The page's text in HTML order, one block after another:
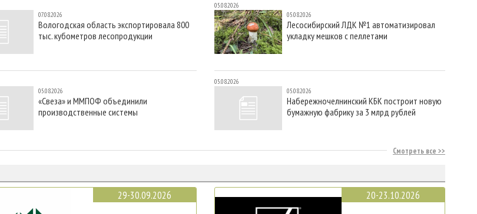
07.08.2026
Вологодская область экспортировала 800
тыс. кубометров лесопродукции
05.08.2026
«Свеза» и ММПОФ объединили
производственные системы
05.08.2026
05.08.2026
Лесосибирский ЛДК №1 автоматизировал
укладку мешков с пеллетами
05.08.2026
05.08.2026
Набережночелнинский КБК построит новую
бумажную фабрику за 3 млрд рублей
Смотреть все
29-30.09.2026 20-23.10.2026